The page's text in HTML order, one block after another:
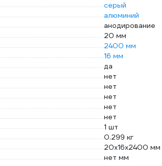
серый
алюминий
анодирование
20 мм
2400 мм
16 мм
да
нет
нет
нет
нет
нет
1 шт
0.299 кг
20х16х2400 мм
нет мм